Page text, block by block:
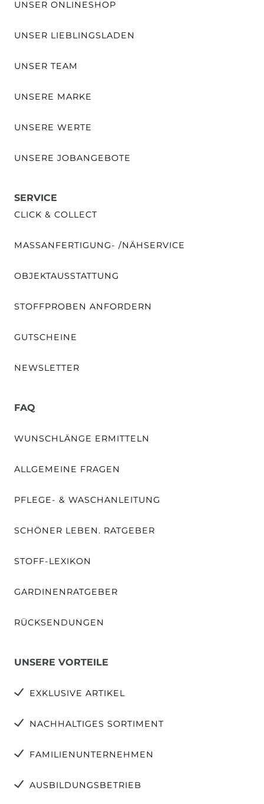
UNSER ONLINESHOP
UNSER LIEBLINGSLADEN
UNSER TEAM
UNSERE MARKE
UNSERE WERTE
UNSERE JOBANGEBOTE
SERVICE
CLICK & COLLECT
MASSANFERTIGUNG- /NÄHSERVICE
OBJEKTAUSSTATTUNG
STOFFPROBEN ANFORDERN
GUTSCHEINE
NEWSLETTER
FAQ
WUNSCHLÄNGE ERMITTELN
ALLGEMEINE FRAGEN
PFLEGE- & WASCHANLEITUNG
SCHÖNER LEBEN. RATGEBER
STOFF-LEXIKON
GARDINENRATGEBER
RÜCKSENDUNGEN
UNSERE VORTEILE
EXKLUSIVE ARTIKEL
NACHHALTIGES SORTIMENT
FAMILIENUNTERNEHMEN
AUSBILDUNGSBETRIEB